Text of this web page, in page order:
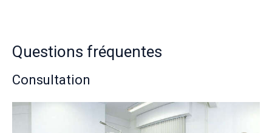
Questions fréquentes
Consultation